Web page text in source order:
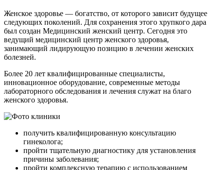
Женское здоровье — богатство, от которого зависит будущее
следующих поколений. Для сохранения этого хрупкого дара
был создан Медицинский женский центр. Сегодня это
ведущий медицинский центр женского здоровья,
занимающий лидирующую позицию в лечении женских
болезней.
Более 20 лет квалифицированные специалисты,
инновационное оборудование, современные методы
лабораторного обследования и лечения служат на благо
женского здоровья.
получить квалифицированную консультацию
гинеколога;
пройти тщательную диагностику для установления
причины заболевания;
пройти комплексную терапию с использованием